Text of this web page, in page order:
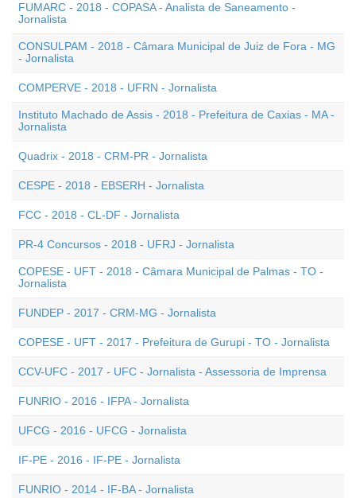
FUMARC - 2018 - COPASA - Analista de Saneamento -
Jornalista
CONSULPAM - 2018 - Câmara Municipal de Juiz de Fora - MG
- Jornalista
COMPERVE - 2018 - UFRN - Jornalista
Instituto Machado de Assis - 2018 - Prefeitura de Caxias - MA -
Jornalista
Quadrix - 2018 - CRM-PR - Jornalista
CESPE - 2018 - EBSERH - Jornalista
FCC - 2018 - CL-DF - Jornalista
PR-4 Concursos - 2018 - UFRJ - Jornalista
COPESE - UFT - 2018 - Câmara Municipal de Palmas - TO -
Jornalista
FUNDEP - 2017 - CRM-MG - Jornalista
COPESE - UFT - 2017 - Prefeitura de Gurupi - TO - Jornalista
CCV-UFC - 2017 - UFC - Jornalista - Assessoria de Imprensa
FUNRIO - 2016 - IFPA - Jornalista
UFCG - 2016 - UFCG - Jornalista
IF-PE - 2016 - IF-PE - Jornalista
FUNRIO - 2014 - IF-BA - Jornalista